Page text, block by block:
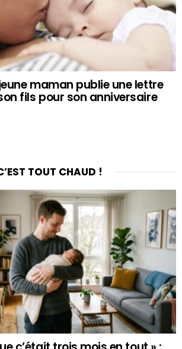
maman publie une lettre
fils pour son anniversaire
TOUT CHAUD !